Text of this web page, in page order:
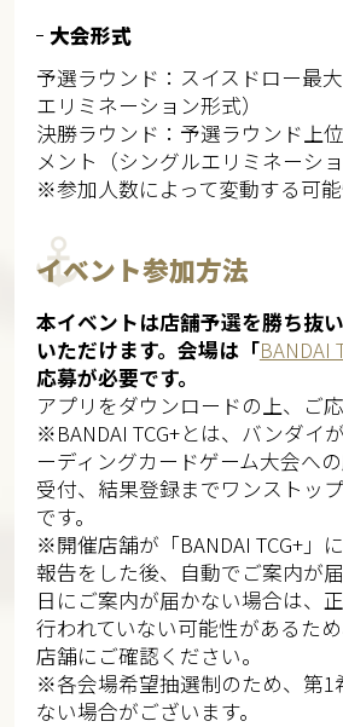
大会形式
予選ラウンド：スイスドロー最
エリミネーション形式）
決勝ラウンド：予選ラウンド上
メント（シングルエリミネーショ
※参加人数によって変動する可能
イベント参加方法
本イベントは店舗予選を勝ち抜
いただけます。会場は「BANDAI
応募が必要です。
アプリをダウンロードの上、ご応
※BANDAI TCG+とは、バンダイ
ーディングカードゲーム大会へ
受付、結果登録までワンストッ
です。
※開催店舗が「BANDAI TCG+」
報告をした後、自動でご案内が
日にご案内が届かない場合は、
行われていない可能性があるた
店舗にご確認ください。
※各会場希望抽選制のため、第1
ない場合がございます。